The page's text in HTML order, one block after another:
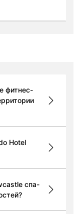
фитнес-
Hotel
спа-